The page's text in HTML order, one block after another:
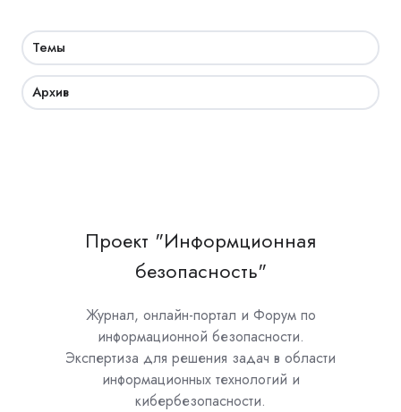
Темы
Архив
Проект "Информционная
безопасность"
Журнал, онлайн-портал и Форум по
информационной безопасности.
Экспертиза для решения задач в области
информационных технологий и
кибербезопасности.